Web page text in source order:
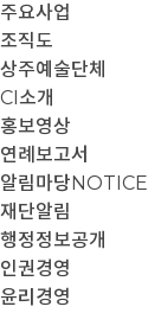
주요사업
조직도
상주예술단체
CI소개
홍보영상
연례보고서
알림마당NOTICE
재단알림
행정정보공개
인권경영
윤리경영